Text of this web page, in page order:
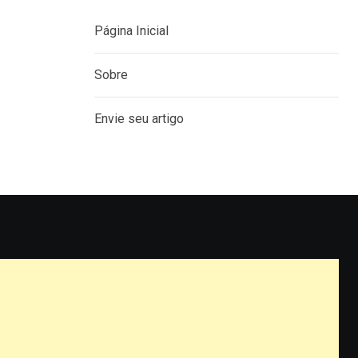
Página Inicial
Sobre
Envie seu artigo